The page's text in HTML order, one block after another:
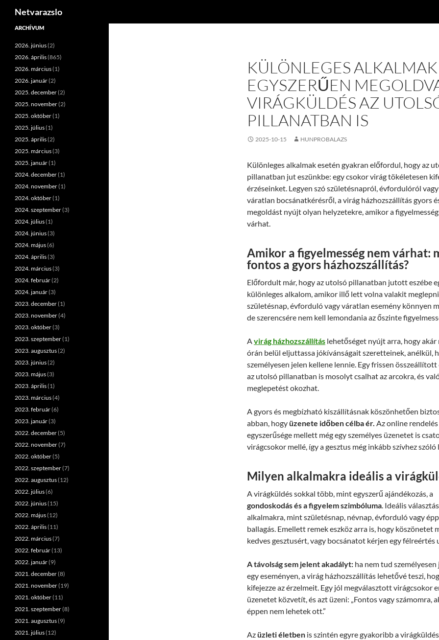
Kilépés
Netvarazslo
KÜLÖNLEGES ALKALMAK
EGYSZERŰEN
VIRÁGKÜLDÉS AZ
PILLANATBAN IS
2025-10-15 HUNPROBALAZS
Különleges alkalmak esetén gyakran előfordul, hogy az
pillanatban jut eszünkbe: egy csokor virág tökéletesen
érzéseinket. Legyen szó születésnapról, évfordulóról
váratlan bocsánatkérésről, a virág házhozszállítás gyors
megoldást nyújt olyan helyzetekre, amikor a
várhat.
Amikor a figyelmesség nem várhat:
fontos a gyors házhozszállítás?
Előfordult már, hogy az utolsó pillanatban jutott eszébe
különleges alkalom, amikor illő lett volna valakit
születésnap, évforduló vagy váratlan esemény könnyen
de szerencsére nem kell lemondania az őszinte
Avirág házhozszállítás lehetőséget nyújt arra, hogy akár
órán belül eljuttassa jókívánságait szeretteinek, anélkül,
személyesen jelen kellene lennie. Egy frissen összeállított
az utolsó pillanatban is mosolyt csalhat az arcokra, és
meglepetést okozhat.
A gyors és megbízható kiszállításnak köszönhetően
abban, hogyüzenete időben célba ér. Az online rendelés
egyszerűsége mellett még egy személyes üzenetet is
virágcsokor mellé, így a gesztus még inkább szívhez szóló
Milyen alkalmakra ideális a
A virágküldés sokkal több, mint egyszerű ajándékozás, a
gondoskodás és a figyelem szimbóluma. Ideális
alkalmakra, mint születésnap, névnap, évforduló vagy
ballagás. Emellett remek eszköz arra is, hogy köszönetet
kedves gesztusért, vagy bocsánatot kérjen egy félreértés
A távolság sem jelent akadályt: ha nem tud
egy eseményen, a virág házhozszállítás lehetővé teszi,
kifejezze az érzelmeit. Egy jól megválasztott virágcsokor
üzenetet közvetít, és azt üzeni: „Fontos vagy számomra,
éppen nem lehetek ott.”
Azüzleti életben is szintén egyre gyakoribb a
ARCHÍVUM
2026. június(2)
2026. április(865)
2026. március(1)
2026. január(2)
2025. december(2)
2025. november(2)
2025. október(1)
2025. július(1)
2025. április(2)
2025. március(3)
2025. január(1)
2024. december(1)
2024. november(1)
2024. október(1)
2024. szeptember(3)
2024. július(1)
2024. június(3)
2024. május(6)
2024. április(3)
2024. március(3)
2024. február(2)
2024. január(3)
2023. december(1)
2023. november(4)
2023. október(3)
2023. szeptember(1)
2023. augusztus(2)
2023. június(2)
2023. május(3)
2023. április(1)
2023. március(4)
2023. február(6)
2023. január(3)
2022. december(5)
2022. november(7)
2022. október(5)
2022. szeptember(7)
2022. augusztus(12)
2022. július(6)
2022. június(15)
2022. május(12)
2022. április(11)
2022. március(7)
2022. február(13)
2022. január(9)
2021. december(8)
2021. november(19)
2021. október(11)
2021. szeptember(8)
2021. augusztus(9)
2021. július(12)